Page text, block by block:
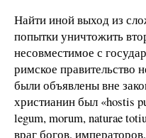
Найти иной выход из
попытки уничтожить
несовместимое с
римское правительство
были объявлены вне
христианин был «hostis
legum, morum, naturae
враг богов,